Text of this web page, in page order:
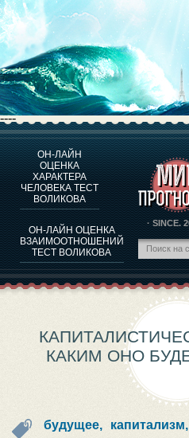
----
ОН-ЛАЙН
ОЦЕНКА
ХАРАКТЕРА
ЧЕЛОВЕКА ТЕСТ
ВОЛИКОВА
ОН-ЛАЙН ОЦЕНКА
ВЗАИМООТНОШЕНИЙ
ТЕСТ ВОЛИКОВА
· SINCE.
О
ОЦЕНКА
ОЦЕНКА ХАРАКТЕРА
О
ТЕСТ НА
ПРОГНОЗЫ И
КАКИМ ОНО
будущее, капитализм,